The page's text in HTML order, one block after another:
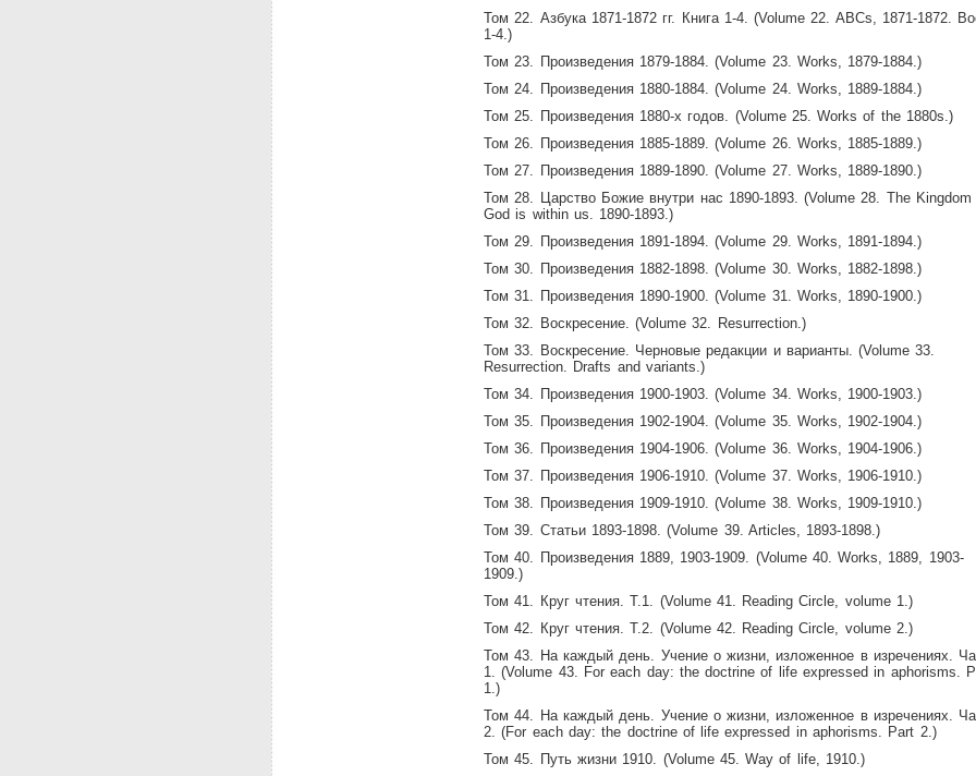
Том 22. Азбука 1871-1872 гг. Книга 1-4. (Volume 22. ABCs, 1871-1872.
1-4.)
Том 23. Произведения 1879-1884. (Volume 23. Works, 1879-1884.)
Том 24. Произведения 1880-1884. (Volume 24. Works, 1889-1884.)
Том 25. Произведения 1880-х годов. (Volume 25. Works of the 1880s.)
Том 26. Произведения 1885-1889. (Volume 26. Works, 1885-1889.)
Том 27. Произведения 1889-1890. (Volume 27. Works, 1889-1890.)
Том 28. Царство Божие внутри нас 1890-1893. (Volume 28. The Kingdom
God is within us. 1890-1893.)
Том 29. Произведения 1891-1894. (Volume 29. Works, 1891-1894.)
Том 30. Произведения 1882-1898. (Volume 30. Works, 1882-1898.)
Том 31. Произведения 1890-1900. (Volume 31. Works, 1890-1900.)
Том 32. Воскресение. (Volume 32. Resurrection.)
Том 33. Воскресение. Черновые редакции и варианты. (Volume 33.
Resurrection. Drafts and variants.)
Том 34. Произведения 1900-1903. (Volume 34. Works, 1900-1903.)
Том 35. Произведения 1902-1904. (Volume 35. Works, 1902-1904.)
Том 36. Произведения 1904-1906. (Volume 36. Works, 1904-1906.)
Том 37. Произведения 1906-1910. (Volume 37. Works, 1906-1910.)
Том 38. Произведения 1909-1910. (Volume 38. Works, 1909-1910.)
Том 39. Статьи 1893-1898. (Volume 39. Articles, 1893-1898.)
Том 40. Произведения 1889, 1903-1909. (Volume 40. Works, 1889, 1903-
1909.)
Том 41. Круг чтения. Т.1. (Volume 41. Reading Circle, volume 1.)
Том 42. Круг чтения. Т.2. (Volume 42. Reading Circle, volume 2.)
Том 43. На каждый день. Учение о жизни, изложенное в изречениях.
1. (Volume 43. For each day: the doctrine of life expressed in aphorisms.
1.)
Том 44. На каждый день. Учение о жизни, изложенное в изречениях.
2. (For each day: the doctrine of life expressed in aphorisms. Part 2.)
Том 45. Путь жизни 1910. (Volume 45. Way of life, 1910.)